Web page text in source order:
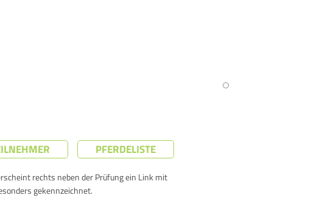
PFERDELISTE
rechts neben der Prüfung ein Link mit
gekennzeichnet.